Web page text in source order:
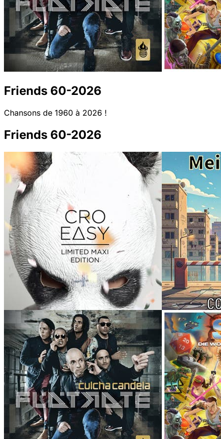
Friends 60-2026
Chansons de 1960 à 2026 !
Friends 60-2026